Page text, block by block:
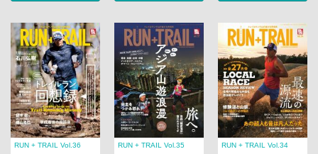
RUN + TRAIL Vol.36 RUN + TRAIL Vol.35 RUN + TRAIL Vol.34